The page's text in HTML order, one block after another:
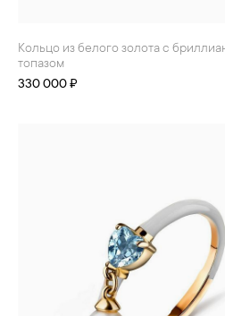
Кольцо из белого золота с бриллиантами и
топазом
330 000 ₽